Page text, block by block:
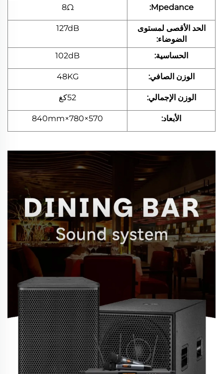
Mpedance:
8Ω
الحد الأقصى لمستوى
الضوضاء:
127dB
الحساسية: 102dB
الوزن الصافي: 48KG
الوزن الإجمالي: 52كغ
الأبعاد: 570×780×840mm